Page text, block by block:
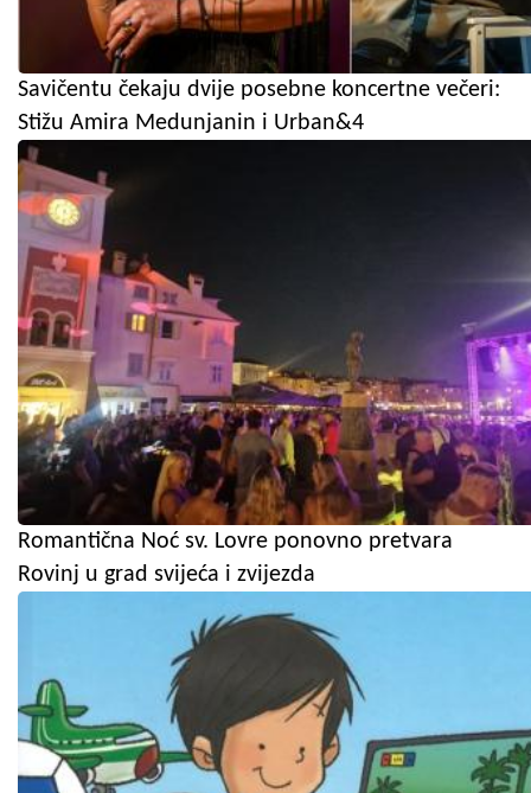
Savičentu čekaju dvije posebne koncertne večeri:
Stižu Amira Medunjanin i Urban&4
Romantična Noć sv. Lovre ponovno pretvara
Rovinj u grad svijeća i zvijezda